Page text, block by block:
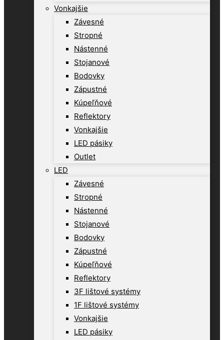
Vonkajšie
Závesné
Stropné
Nástenné
Stojanové
Bodovky
Zápustné
Kúpeľňové
Reflektory
Vonkajšie
LED pásiky
Outlet
LED
Závesné
Stropné
Nástenné
Stojanové
Bodovky
Zápustné
Kúpeľňové
Reflektory
3F lištové systémy
1F lištové systémy
Vonkajšie
LED pásiky